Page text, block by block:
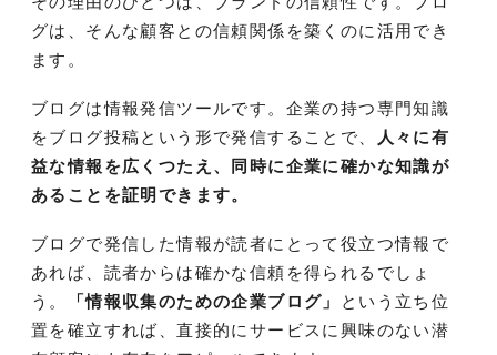
グは、そんな顧客との信頼関係を築くのに活用でき
ます。
ブログは情報発信ツールです。企業の持つ専門知識
をブログ投稿という形で発信することで、
人々に有
益な情報を広くつたえ、同時に企業に確かな知識が
あることを証明できます。
ブログで発信した情報が読者にとって役立つ情報で
あれば、読者からは確かな信頼を得られるでしょ
う。
「情報収集のための企業ブログ」
という立ち位
置を確立すれば、直接的にサービスに興味のない潜